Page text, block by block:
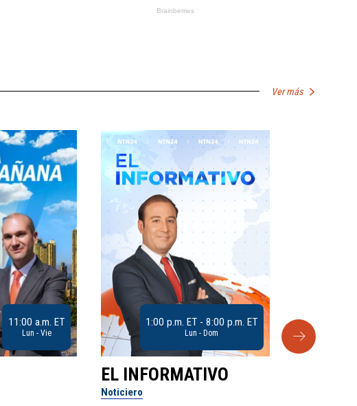
Ver más
11:00 a.m. ET
Lun - Vie
1:00 p.m. ET - 8:00 p.m. ET
Lun - Dom
EL INFORMATIVO
Noticiero